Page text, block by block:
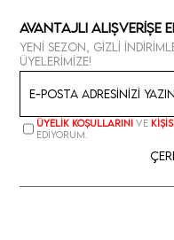
Avantajlı Alışverişe
Yeni sezon, gizli
üyelerimize!
Üyelik koşullarını ve
ediyorum.